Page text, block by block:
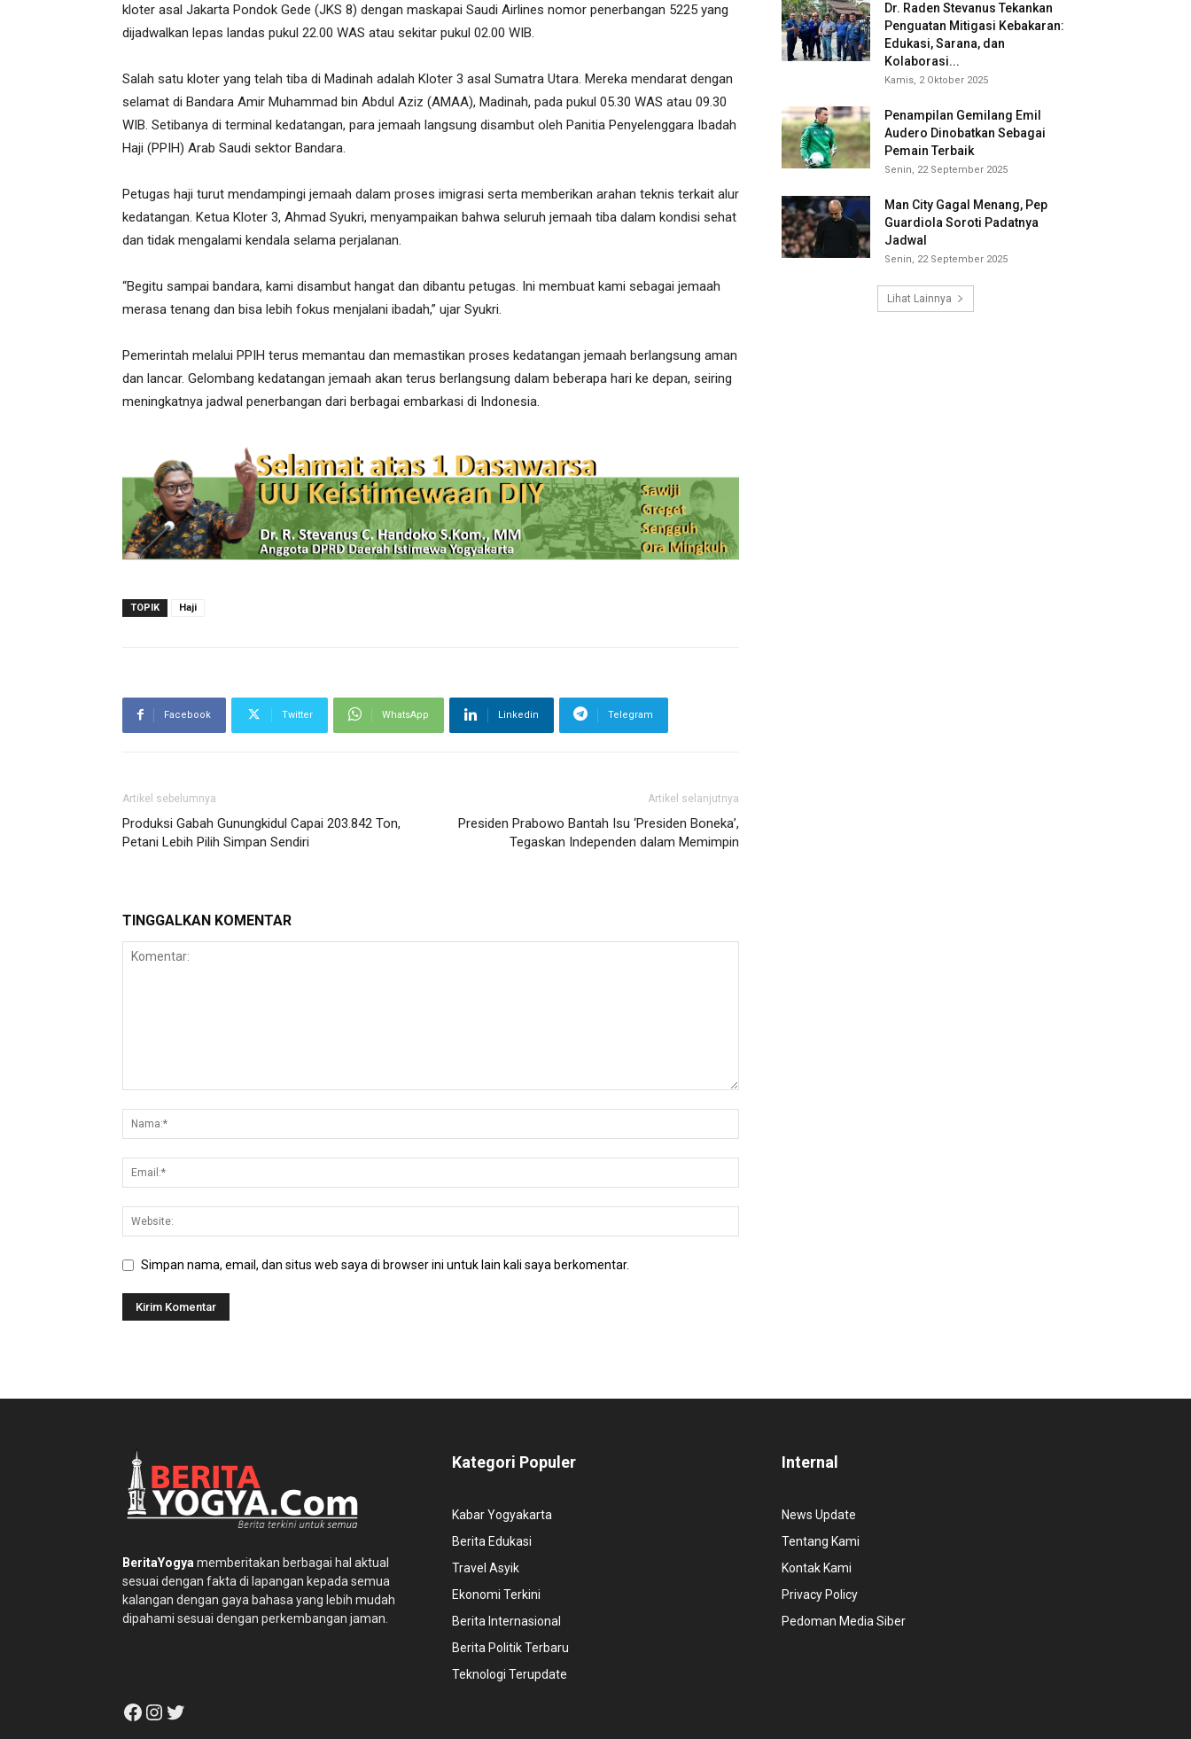
kloter asal Jakarta Pondok Gede (JKS 8) dengan maskapai Saudi Airlines nomor penerbangan 5225 yang
dijadwalkan lepas landas pukul 22.00 WAS atau sekitar pukul 02.00 WIB.
Salah satu kloter yang telah tiba di Madinah adalah Kloter 3 asal Sumatra Utara. Mereka mendarat dengan
selamat di Bandara Amir Muhammad bin Abdul Aziz (AMAA), Madinah, pada pukul 05.30 WAS atau 09.30
WIB. Setibanya di terminal kedatangan, para jemaah langsung disambut oleh Panitia Penyelenggara Ibadah
Haji (PPIH) Arab Saudi sektor Bandara.
Petugas haji turut mendampingi jemaah dalam proses imigrasi serta memberikan arahan teknis terkait alur
kedatangan. Ketua Kloter 3, Ahmad Syukri, menyampaikan bahwa seluruh jemaah tiba dalam kondisi sehat
dan tidak mengalami kendala selama perjalanan.
“Begitu sampai bandara, kami disambut hangat dan dibantu petugas. Ini membuat kami sebagai jemaah
merasa tenang dan bisa lebih fokus menjalani ibadah,” ujar Syukri.
Pemerintah melalui PPIH terus memantau dan memastikan proses kedatangan jemaah berlangsung aman
dan lancar. Gelombang kedatangan jemaah akan terus berlangsung dalam beberapa hari ke depan, seiring
meningkatnya jadwal penerbangan dari berbagai embarkasi di Indonesia.
TOPIK Haji
Facebook Twitter WhatsApp Linkedin Telegram
Artikel sebelumnya
Produksi Gabah Gunungkidul Capai 203.842 Ton,
Petani Lebih Pilih Simpan Sendiri
Artikel selanjutnya
Presiden Prabowo Bantah Isu ‘Presiden Boneka’,
Tegaskan Independen dalam Memimpin
TINGGALKAN KOMENTAR
Simpan nama, email, dan situs web saya di browser ini untuk lain kali saya berkomentar.
Dr. Raden Stevanus Tekankan
Penguatan Mitigasi Kebakaran:
Edukasi, Sarana, dan
Kolaborasi...
Kamis, 2 Oktober 2025
Penampilan Gemilang Emil
Audero Dinobatkan Sebagai
Pemain Terbaik
Senin, 22 September 2025
Man City Gagal Menang, Pep
Guardiola Soroti Padatnya
Jadwal
Senin, 22 September 2025
Lihat Lainnya
BeritaYogya memberitakan berbagai hal aktual
sesuai dengan fakta di lapangan kepada semua
kalangan dengan gaya bahasa yang lebih mudah
dipahami sesuai dengan perkembangan jaman.
Facebook
Instagram
Twitter
Kategori Populer
Kabar Yogyakarta
Berita Edukasi
Travel Asyik
Ekonomi Terkini
Berita Internasional
Berita Politik Terbaru
Teknologi Terupdate
Internal
News Update
Tentang Kami
Kontak Kami
Privacy Policy
Pedoman Media Siber